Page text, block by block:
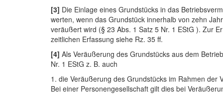
[3] Die Einlage eines Grundstücks in das
werten, wenn das Grundstück innerhalb von zehn
veräußert wird (§ 23 Abs. 1 Satz 5 Nr. 1 EStG ). Zur
zeitlichen Erfassung siehe Rz. 35 ff.
[4] Als Veräußerung des Grundstücks aus dem
Nr. 1 EStG z. B. auch
1. die Veräußerung des Grundstücks im Rahmen
Bei einer Personengesellschaft gilt dies bei